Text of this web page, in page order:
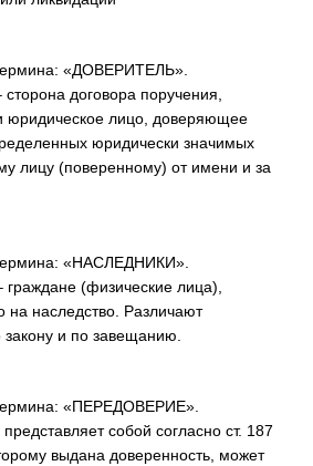
«ДОВЕРИТЕЛЬ».
договора поручения,
юридическое лицо, доверяющее
юридически значимых
лицу (поверенному) от имени и за
«НАСЛЕДНИКИ».
(физические лица),
наследство. Различают
закону и по завещанию.
«ПЕРЕДОВЕРИЕ».
собой согласно ст. 187
выдана доверенность, может